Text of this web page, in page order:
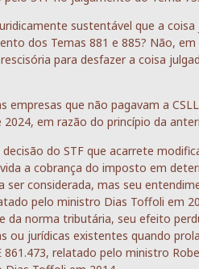
sustentável que a
dos Temas 881 e 885? Não,
para desfazer a coisa
empresas que não pagavam a
2024, em razão do princípio da
do STF que acarrete
a cobrança do imposto em
ser considerada, mas seu
pelo ministro Dias Toffoli em
da norma tributária, seu efeito
ou jurídicas existentes quando
861.473, relatado pelo ministro